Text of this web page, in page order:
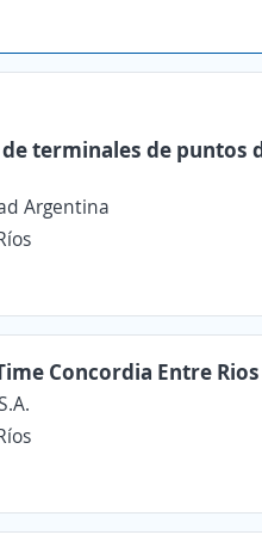
terminales de puntos
Argentina
Concordia Entre Rios